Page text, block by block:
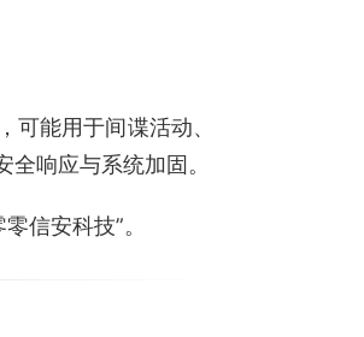
能用于间谍活动、
响应与系统加固。
信安科技”。